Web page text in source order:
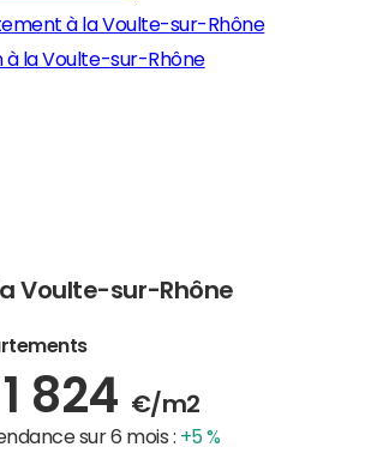
à la Voulte-sur-Rhône
à la Voulte-sur-Rhône
Voulte-sur-Rhône
1 824 €/m2
sur 6 mois : +5 %